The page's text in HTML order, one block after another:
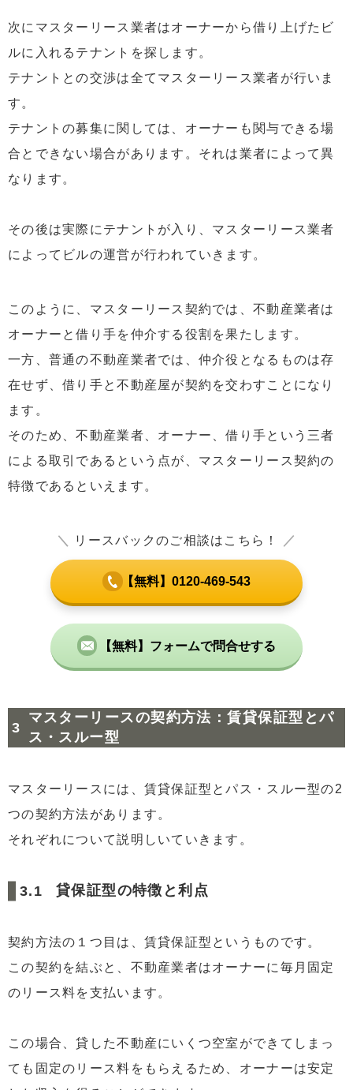
次にマスターリース業者はオーナーから借り上げたビ
ルに入れるテナントを探します。
テナントとの交渉は全てマスターリース業者が行いま
す。
テナントの募集に関しては、オーナーも関与できる場
合とできない場合があります。それは業者によって異
なります。
その後は実際にテナントが入り、マスターリース業者
によってビルの運営が行われていきます。
このように、マスターリース契約では、不動産業者は
オーナーと借り手を仲介する役割を果たします。
一方、普通の不動産業者では、仲介役となるものは存
在せず、借り手と不動産屋が契約を交わすことになり
ます。
そのため、不動産業者、オーナー、借り手という三者
による取引であるという点が、マスターリース契約の
特徴であるといえます。
＼ リースバックのご相談はこちら！ ／
【無料】0120-469-543
【無料】フォームで問合せする
マスターリースの契約方法：賃貸保証型とパ
ス・スルー型
マスターリースには、賃貸保証型とパス・スルー型の2
つの契約方法があります。
それぞれについて説明しいていきます。
貸保証型の特徴と利点
契約方法の１つ目は、賃貸保証型というものです。
この契約を結ぶと、不動産業者はオーナーに毎月固定
のリース料を支払います。
この場合、貸した不動産にいくつ空室ができてしまっ
ても固定のリース料をもらえるため、オーナーは安定